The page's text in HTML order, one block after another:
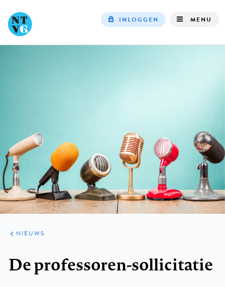
INLOGGEN MENU
ARTIKELEN
HET
KORT
NIEUWS
De professoren-sollicitatie